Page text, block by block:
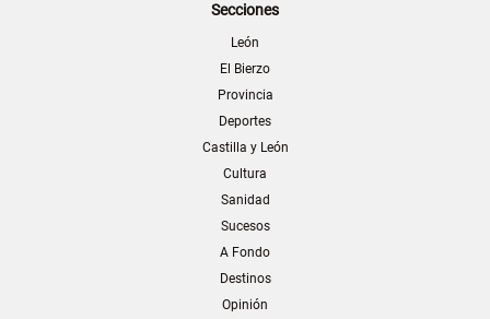
Secciones
León
El Bierzo
Provincia
Deportes
Castilla y León
Cultura
Sanidad
Sucesos
A Fondo
Destinos
Opinión